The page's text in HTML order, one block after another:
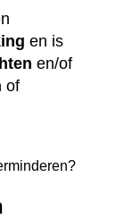
en is
en/of
of